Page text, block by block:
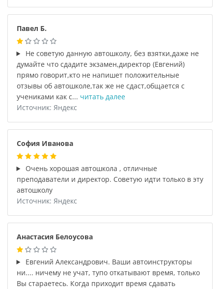
Павел Б.
Не советую данную автошколу, без взятки,даже не
думайте что сдадите экзамен,директор (Евгений)
прямо говорит,кто не напишет положительные
отзывы об автошколе,так же не сдаст,общается с
учениками как с... читать далее
Источник: Яндекс
София Иванова
Очень хорошая автошкола , отличные
преподаватели и директор. Советую идти только в эту
автошколу
Источник: Яндекс
Анастасия Белоусова
Евгений Александрович. Ваши автоинструкторы
ни.... ничему не учат, тупо откатывают время, только
Вы стараетесь. Когда приходит время сдавать